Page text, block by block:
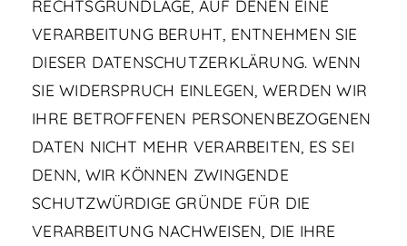
RECHTSGRUNDLAGE, AUF DENEN EINE
VERARBEITUNG BERUHT, ENTNEHMEN SIE
DIESER DATENSCHUTZERKLÄRUNG. WENN
SIE WIDERSPRUCH EINLEGEN, WERDEN WIR
IHRE BETROFFENEN PERSONENBEZOGENEN
DATEN NICHT MEHR VERARBEITEN, ES SEI
DENN, WIR KÖNNEN ZWINGENDE
SCHUTZWÜRDIGE GRÜNDE FÜR DIE
VERARBEITUNG NACHWEISEN, DIE IHRE